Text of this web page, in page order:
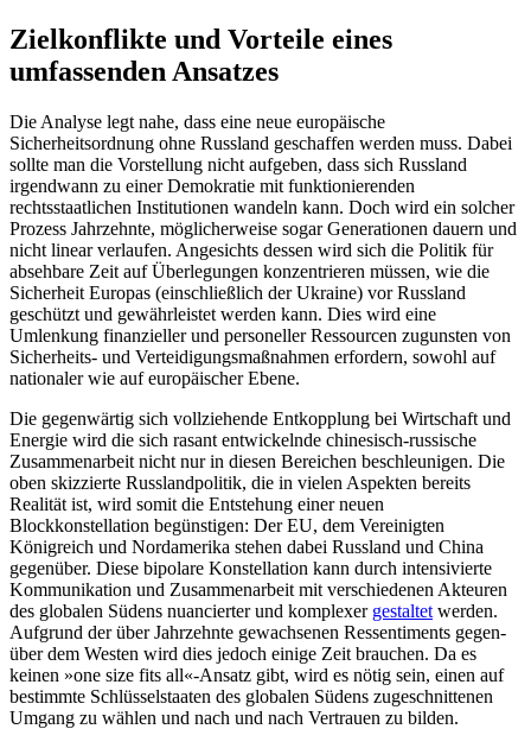
Zielkonflikte und Vorteile eines
umfassenden Ansatzes
Die Analyse legt nahe, dass eine neue euro­päische
Sicherheitsordnung ohne Russland geschaffen werden muss. Dabei
sollte man die Vorstellung nicht aufgeben, dass sich Russland
irgendwann zu einer Demokratie mit funktionierenden
rechtsstaatlichen Institutionen wandeln kann. Doch wird ein solcher
Prozess Jahrzehnte, möglicherweise sogar Generationen dauern und
nicht linear verlaufen. Angesichts dessen wird sich die Politik für
absehbare Zeit auf Überlegungen konzentrieren müssen, wie die
Sicherheit Europas (einschließlich der Ukraine) vor Russland
geschützt und gewährleistet wer­den kann. Dies wird eine
Umlenkung finan­zieller und personeller Ressourcen zugun­sten von
Sicherheits- und Verteidigungs­maßnahmen erfordern, sowohl auf
natio­naler wie auf europäischer Ebene.
Die gegenwärtig sich vollziehende Entkopplung bei Wirtschaft und
Energie wird die sich rasant entwickelnde chinesisch-russische
Zusammenarbeit nicht nur in diesen Bereichen beschleunigen. Die
oben skizzierte Russlandpolitik, die in vielen Aspekten bereits
Realität ist, wird somit die Entstehung einer neuen
Blockkonstellation begünstigen: Der EU, dem Vereinigten
Königreich und Nordamerika stehen dabei Russland und China
gegenüber. Diese bi­polare Konstellation kann durch intensivierte
Kommunikation und Zusammen­arbeit mit verschiedenen Akteuren
des glo­balen Südens nuancierter und komplexer gestaltet werden.
Aufgrund der über Jahr­zehnte gewachsenen Ressentiments gegen­
über dem Westen wird dies jedoch einige Zeit brauchen. Da es
keinen »one size fits all«-Ansatz gibt, wird es nötig sein, einen auf
bestimmte Schlüsselstaaten des globalen Sü­dens zugeschnittenen
Umgang zu wählen und nach und nach Vertrauen zu bilden.